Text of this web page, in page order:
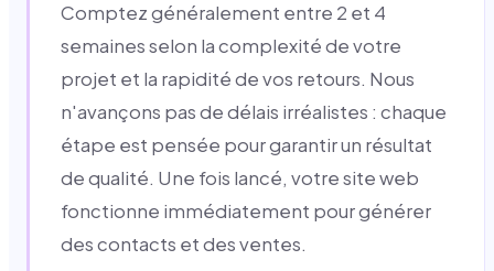
Comptez généralement entre 2 et 4
semaines selon la complexité de votre
projet et la rapidité de vos retours. Nous
n'avançons pas de délais irréalistes : chaque
étape est pensée pour garantir un résultat
de qualité. Une fois lancé, votre site web
fonctionne immédiatement pour générer
des contacts et des ventes.